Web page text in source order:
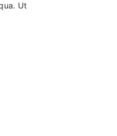
azaltın.
Ut